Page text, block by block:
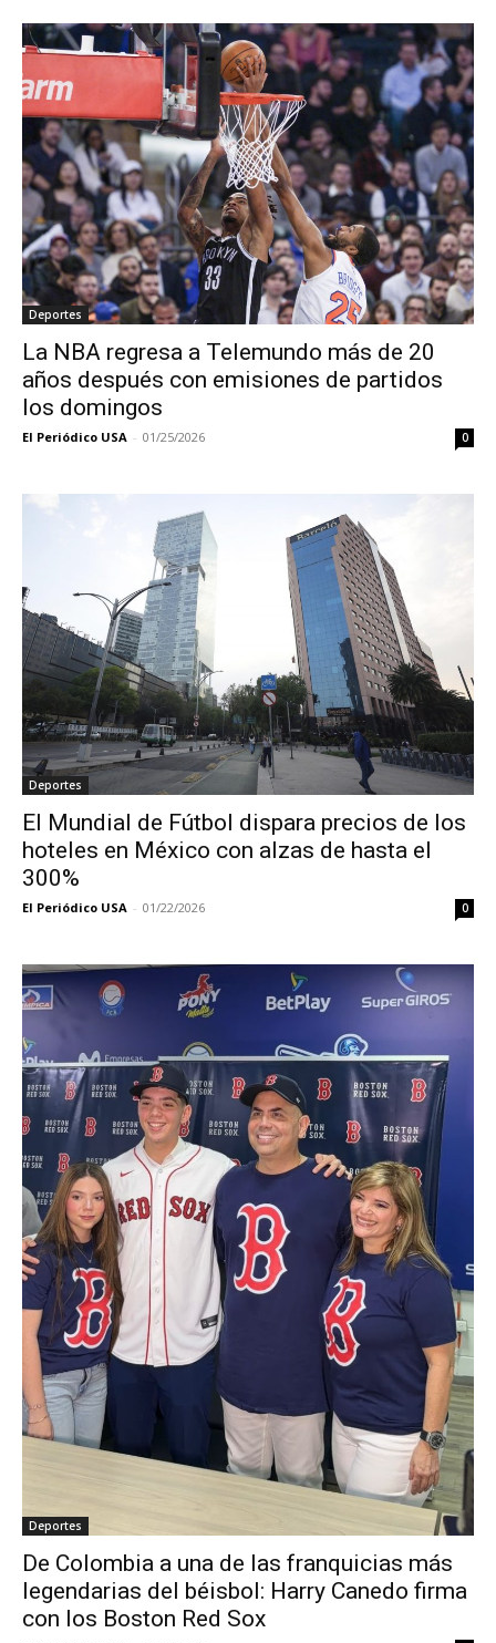
Deportes
La NBA regresa a Telemundo más de 20
años después con emisiones de partidos
los domingos
El Periódico USA - 01/25/2026 0
Deportes
El Mundial de Fútbol dispara precios de los
hoteles en México con alzas de hasta el
300%
El Periódico USA - 01/22/2026 0
Deportes
De Colombia a una de las franquicias más
legendarias del béisbol: Harry Canedo firma
con los Boston Red Sox